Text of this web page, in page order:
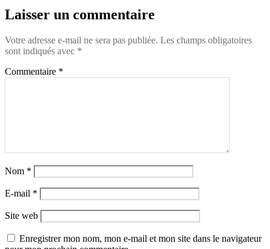
Laisser un commentaire
Votre adresse e-mail ne sera pas publiée. Les champs obligatoires
sont indiqués avec *
Commentaire *
Nom *
E-mail *
Site web
Enregistrer mon nom, mon e-mail et mon site dans le navigateur